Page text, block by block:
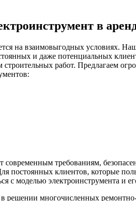
в
на взаимовыгодных условиях.
и даже потенциальных
работ. Предлагаем
современным требованиям,
постоянных клиентов, которые
с моделью электроинструмента и
многочисленных